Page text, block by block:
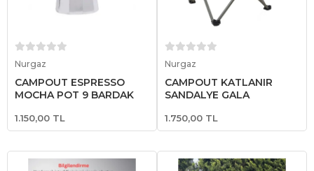
Nurgaz
CAMPOUT ESPRESSO
MOCHA POT 9 BARDAK
1.150,00 TL
Nurgaz
CAMPOUT KATLANIR
SANDALYE GALA
1.750,00 TL